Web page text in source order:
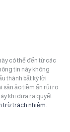
có thể đến từ các
tin này không
thành bất kỳ lời
sản ảo tiềm ẩn rủi ro
khi đưa ra quyết
trừ trách nhiệm.